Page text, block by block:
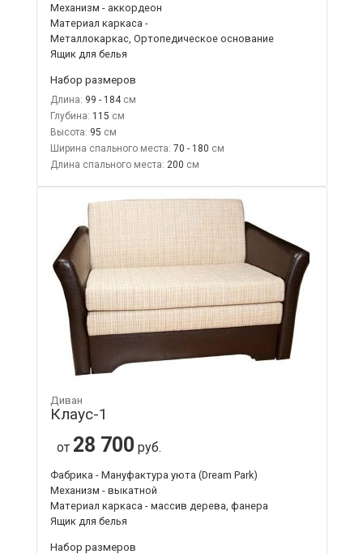
Механизм - аккордеон
Материал каркаса -
Металлокаркас, Ортопедическое основание
Ящик для белья
Набор размеров
Длина: 99 - 184
Глубина: 115
Высота: 95
Ширина спального места: 70 - 180
Длина спального места: 200
Диван
Клаус-1
от 28 700 руб.
Фабрика - Мануфактура уюта (Dream Park)
Механизм - выкатной
Материал каркаса - массив дерева, фанера
Ящик для белья
Набор размеров